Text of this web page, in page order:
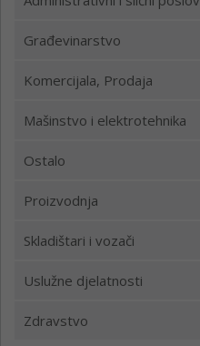
Građevinarstvo
Komercijala, Prodaja
Mašinstvo i elektrotehnika
Ostalo
Proizvodnja
Skladištari i vozači
Uslužne djelatnosti
Zdravstvo